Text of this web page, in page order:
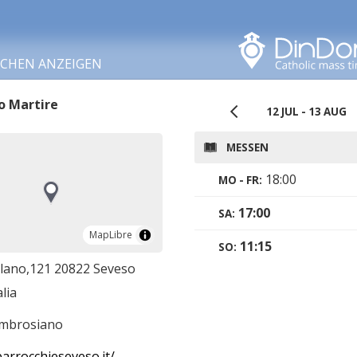
ANZEIGEN
Martire
MapLibre
MapLibre
20822 Seveso
12 JUL - 13 AUG
MESSEN
MO - FR: 18:00
SA: 17:00
SO: 11:15